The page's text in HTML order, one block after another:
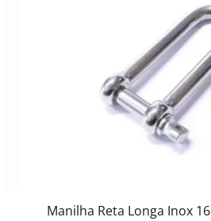
Manilha Reta Longa Inox